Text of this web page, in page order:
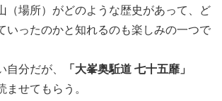
（場所）がどのような歴史があって、ど
いったのかと知れるのも楽しみの一つで
自分だが、
「大峯奥駈道 七十五靡」
ませてもらう。